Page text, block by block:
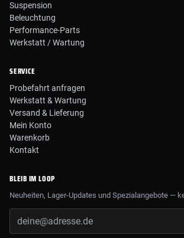
Suspension
Beleuchtung
Performance-Parts
Werkstatt / Wartung
SERVICE
Probefahrt anfragen
Werkstatt & Wartung
Versand & Lieferung
Mein Konto
Warenkorb
Kontakt
BLEIB IM LOOP
Neuheiten, Lager-Updates und Spezialangebote —